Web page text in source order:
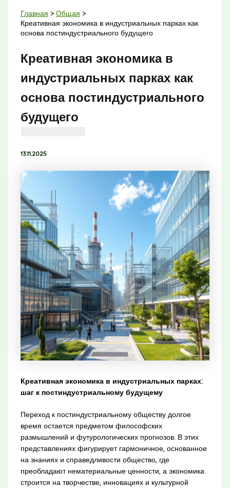
Главная
Общая
Креативная экономика в индустриальных парках как
основа постиндустриального будущего
Креативная экономика в
индустриальных парках как
основа постиндустриального
будущего
13.11.2025
Креативная экономика в индустриальных парках:
шаг к постиндустриальному будущему
Переход к постиндустриальному обществу долгое
время остается предметом философских
размышлений и футурологических прогнозов. В этих
представлениях фигурирует гармоничное, основанное
на знаниях и справедливости общество, где
преобладают нематериальные ценности, а экономика
строится на творчестве, инновациях и культурной